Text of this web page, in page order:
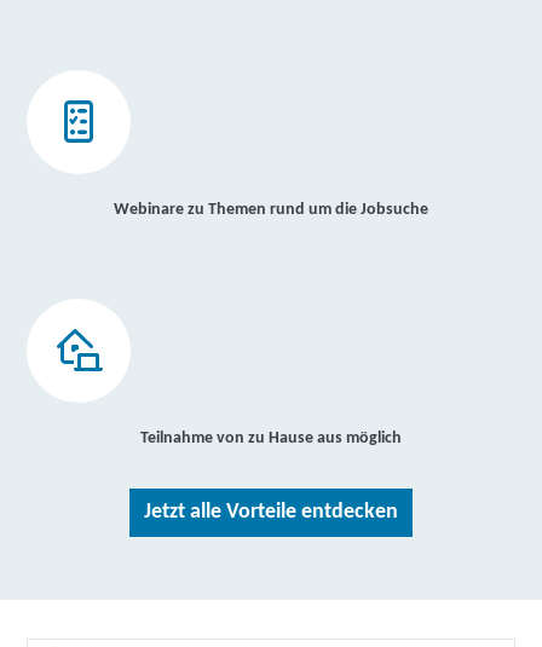
Webinare zu Themen rund um die Jobsuche
Teilnahme von zu Hause aus möglich
Jetzt alle Vorteile entdecken